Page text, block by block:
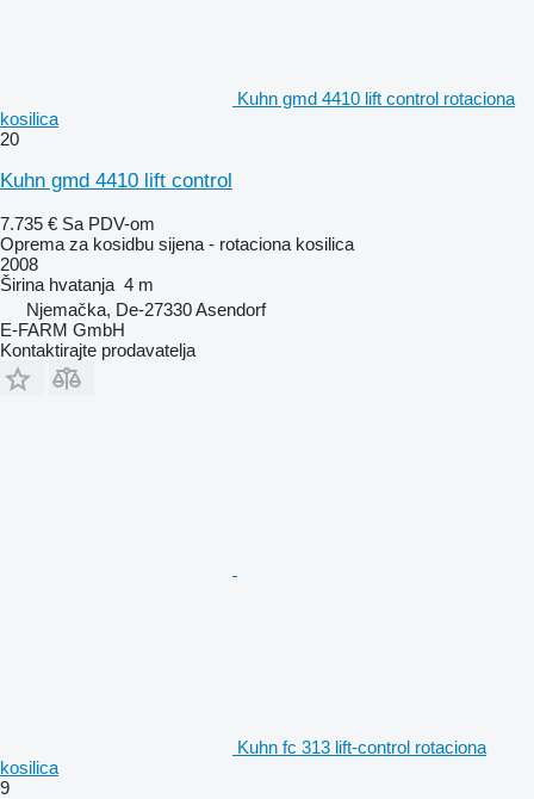
Kuhn gmd 4410 lift control rotaciona
kosilica
20
Kuhn gmd 4410 lift control
7.735 € Sa PDV-om
Oprema za kosidbu sijena - rotaciona kosilica
2008
Širina hvatanja 4 m
Njemačka, De-27330 Asendorf
E-FARM GmbH
Kontaktirajte prodavatelja
Kuhn fc 313 lift-control rotaciona
kosilica
9